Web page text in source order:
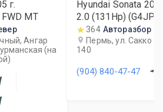
г.
MT
Ангар
(на
Hyundai Sonata
2.0 (131Hp) (G4JP)
364 Авторазбор
Пермь, ул. Сакко и
140
(904) 840-47-47